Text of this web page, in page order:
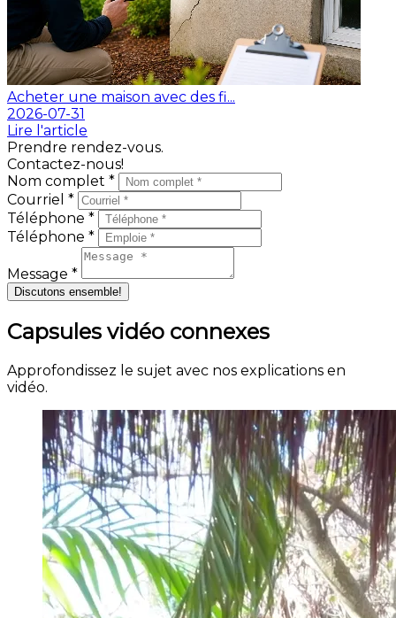
Acheter une maison avec des fi...
2026-07-31
Lire l'article
Prendre rendez-vous.
Contactez-nous!
Nom complet *
Courriel *
Téléphone *
Téléphone *
Message *
Discutons ensemble!
Capsules vidéo connexes
Approfondissez le sujet avec nos explications en
vidéo.